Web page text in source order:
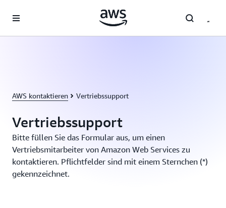
Überspringen zum Hauptinhalt
AWS kontaktieren Vertriebssupport
Vertriebssupport
Bitte füllen Sie das Formular aus, um einen
Vertriebsmitarbeiter von Amazon Web Services zu
kontaktieren. Pflichtfelder sind mit einem Sternchen (*)
gekennzeichnet.